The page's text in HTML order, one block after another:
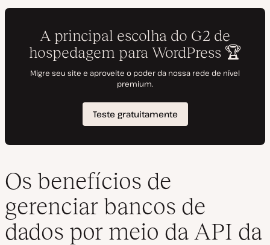
Os benefícios de
gerenciar bancos de
dados por meio da API da